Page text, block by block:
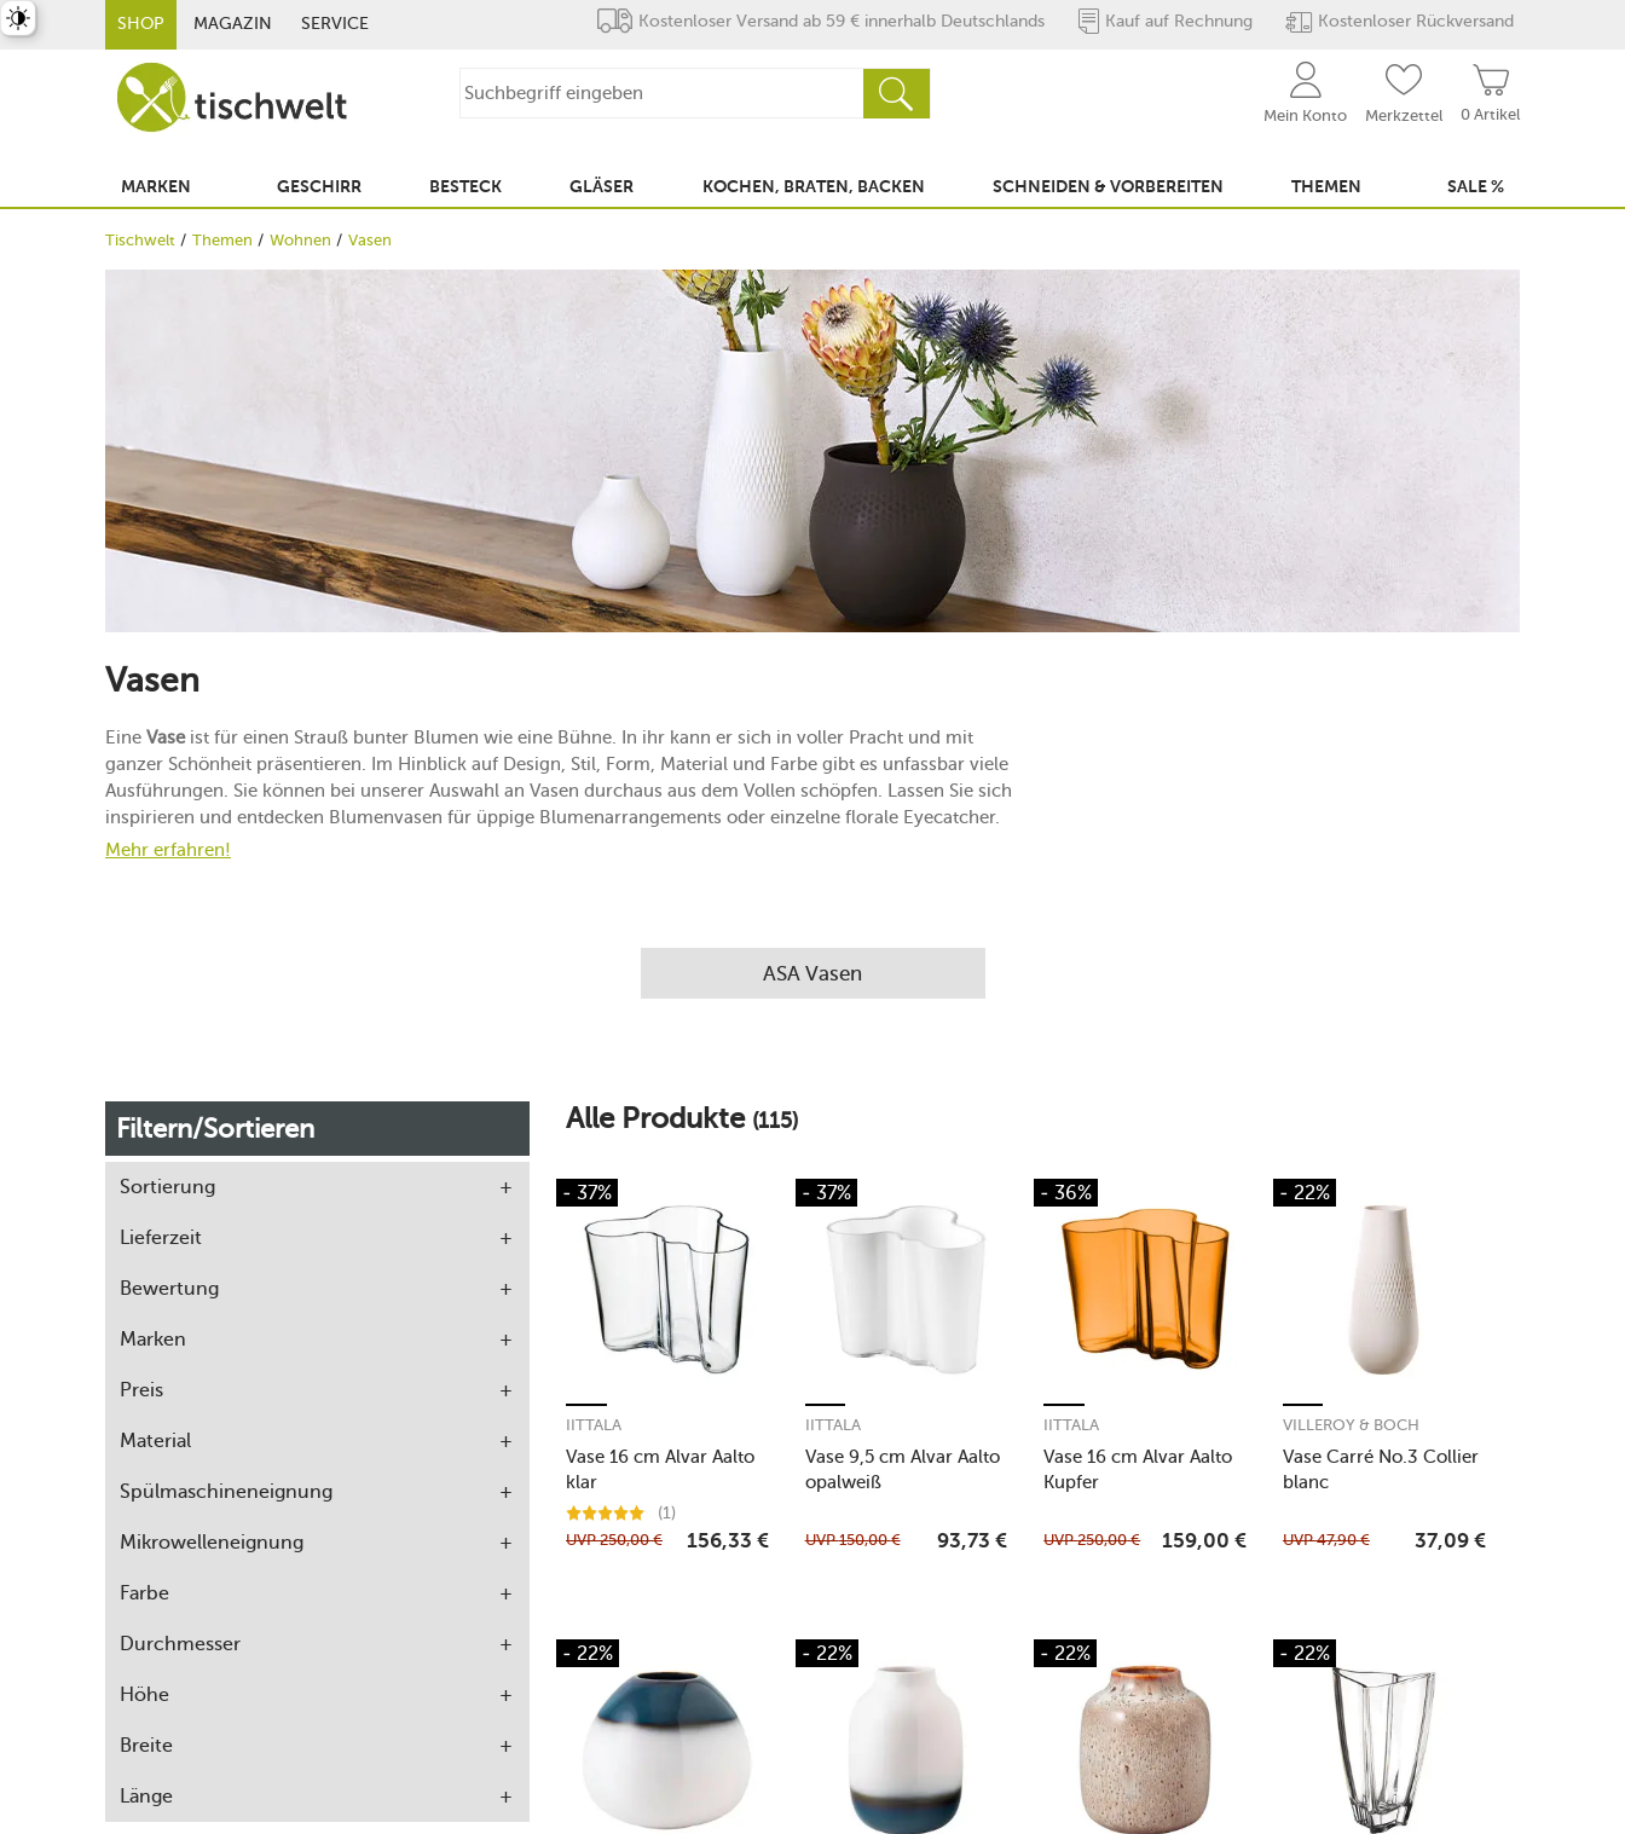
SHOP MAGAZIN SERVICE Kostenloser Versand ab 59 € innerhalb Deutschlands Kauf auf Rechnung Kostenloser Rückversand
0 Artikel
Mein Konto Merkzettel
MARKEN GESCHIRR BESTECK GLÄSER KOCHEN, BRATEN, BACKEN SCHNEIDEN & VORBEREITEN THEMEN SALE %
Tischwelt Themen Wohnen Vasen
Vasen
Eine Vaseist für einen Strauß bunter Blumen wie eine Bühne. In ihr kann er sich in voller Pracht und mit
ganzer Schönheit präsentieren. Im Hinblick auf Design, Stil, Form, Material und Farbe gibt es unfassbar viele
Ausführungen. Sie können bei unserer Auswahl an Vasen durchaus aus dem Vollen schöpfen. Lassen Sie sich
inspirieren und entdecken Blumenvasen für üppige Blumenarrangements oder einzelne florale Eyecatcher.
Mehr erfahren!
ASA Vasen
Filtern/Sortieren
Sortierung
Lieferzeit
Bewertung
Marken
Preis
Material
Spülmaschineneignung
Mikrowelleneignung
Farbe
Durchmesser
Höhe
Breite
Länge
Alle Produkte (115)
- 37%
Vase 16 cm Alvar Aalto
klar
IITTALA
(1)
UVP250,00 € 156,33 €
- 37%
Vase 9,5 cm Alvar Aalto
opalweiß
IITTALA
UVP150,00 € 93,73 €
- 36%
Vase 16 cm Alvar Aalto
Kupfer
IITTALA
UVP250,00 € 159,00 €
- 22%
Vase Carré No.3 Collier
blanc
VILLEROY & BOCH
UVP47,90 € 37,09 €
- 22% - 22% - 22% - 22%
umschalten